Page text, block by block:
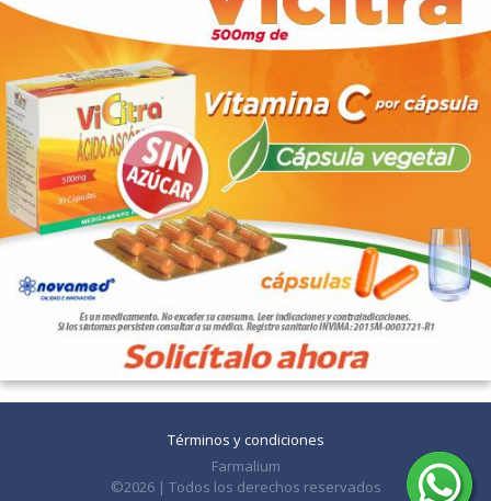
Términos y condiciones
Farmalium
©2026 | Todos los derechos reservados